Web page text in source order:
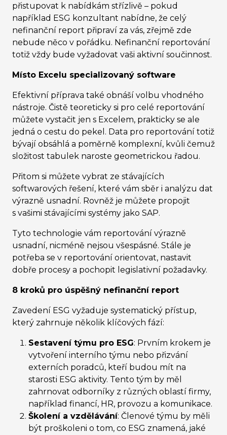
přistupovat k nabídkám střízlivě – pokud
například ESG konzultant nabídne, že celý
nefinanční report připraví za vás, zřejmě zde
nebude něco v pořádku. Nefinanční reportování
totiž vždy bude vyžadovat vaši aktivní součinnost.
Místo Excelu specializovaný software
Efektivní příprava také obnáší volbu vhodného
nástroje. Čistě teoreticky si pro celé reportování
můžete vystačit jen s Excelem, prakticky se ale
jedná o cestu do pekel. Data pro reportování totiž
bývají obsáhlá a poměrně komplexní, kvůli čemuž
složitost tabulek naroste geometrickou řadou.
Přitom si můžete vybrat ze stávajících
softwarových řešení, které vám sběr i analýzu dat
výrazně usnadní. Rovněž je můžete propojit
s vašimi stávajícími systémy jako SAP.
Tyto technologie vám reportování výrazně
usnadní, nicméně nejsou všespásné. Stále je
potřeba se v reportování orientovat, nastavit
dobře procesy a pochopit legislativní požadavky.
8 kroků pro úspěšný nefinanční report
Zavedení ESG vyžaduje systematický přístup,
který zahrnuje několik klíčových fází:
Sestavení týmu pro ESG: Prvním krokem je
vytvoření interního týmu nebo přizvání
externích poradců, kteří budou mít na
starosti ESG aktivity. Tento tým by měl
zahrnovat odborníky z různých oblastí firmy,
například financí, HR, provozu a komunikace.
Školení a vzdělávání: Členové týmu by měli
být proškoleni o tom, co ESG znamená, jaké